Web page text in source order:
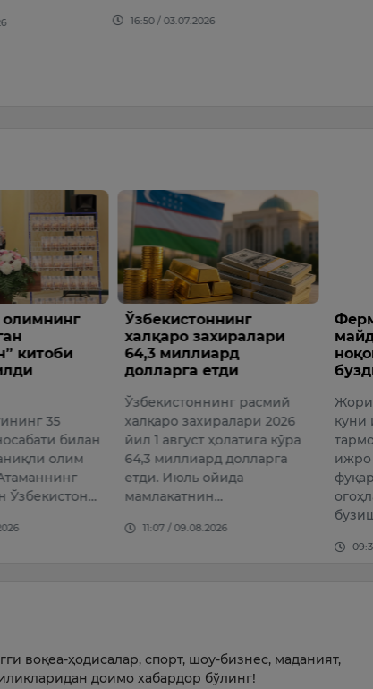
16:50 / 03.07.2026
китоби
35
билан
олим
Ўзбекистоннинг
халқаро захиралари
64,3 миллиард
долларга етди
Ўзбекистоннинг расмий
халқаро захиралари 2026
йил 1 август ҳолатига кўра
64,3 миллиард долларга
етди. Июль ойида
мамлакатнин…
11:07 / 09.08.2026
Жорий
куни
ижро
09:39 /
воқеа-ҳодисалар, спорт, шоу-бизнес, маданият,
доимо хабардор бўлинг!